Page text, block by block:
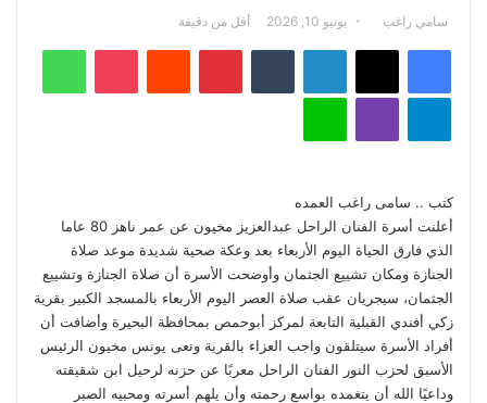
سامي راغب
أرسل
بريدا
يونيو 10, 2026 أقل من دقيقة
فيسبوك ‫X لينكدإن بينتيريست ‫Pocket
تيلقرام ڤايبر لاين
كتب .. سامى راغب العمده
أعلنت أسرة الفنان الراحل عبدالعزيز مخيون عن عمر ناهز 80 عاما
الذي فارق الحياة اليوم الأربعاء بعد وعكة صحية شديدة موعد صلاة
الجنازة ومكان تشييع الجثمان وأوضحت الأسرة أن صلاة الجنازة وتشييع
الجثمان، سيجريان عقب صلاة العصر اليوم الأربعاء بالمسجد الكبير بقرية
زكي أفندي القبلية التابعة لمركز أبوحمص بمحافظة البحيرة وأضافت أن
أفراد الأسرة سيتلقون واجب العزاء بالقرية ونعى يونس مخيون الرئيس
الأسبق لحزب النور الفنان الراحل معربًا عن حزنه لرحيل ابن شقيقته
وداعيًا الله أن يتغمده بواسع رحمته وأن يلهم أسرته ومحبيه الصبر